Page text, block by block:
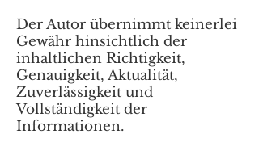
Der Autor übernimmt keinerlei
Gewähr hinsichtlich der
inhaltlichen Richtigkeit,
Genauigkeit, Aktualität,
Zuverlässigkeit und
Vollständigkeit der
Informationen.